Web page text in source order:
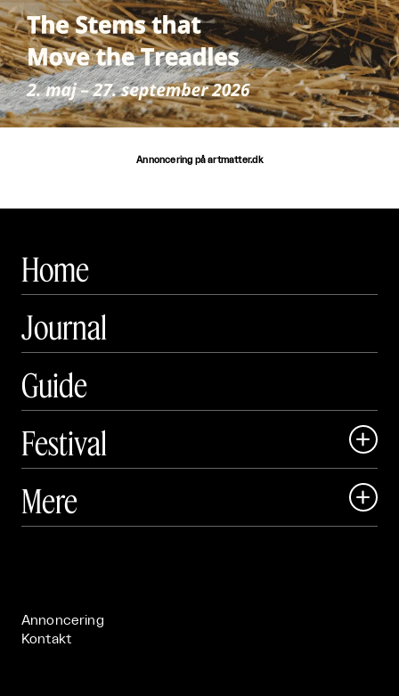
Annoncering på artmatter.dk
Home
Journal
Guide
Festival

 Art Matter Festival
Mere 
Annoncering
Kontakt